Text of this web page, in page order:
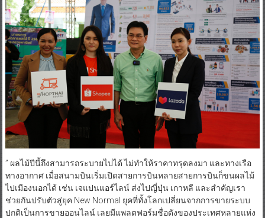
” ผลไม้ปีนี้ถึงสามารถระบายไปได้ ไม่ทำให้ราคาทรุดลงมา และทางเรือ
ทางอากาศ เมื่อสนามบินเริ่มเปิดสายการบินหลายสายการบินก็ขนผลไม้
ไปเมืองนอกได้ เช่น เจแปนแอร์ไลน์ ส่งไปญี่ปุ่น เกาหลี และสำคัญเรา
ช่วยกันปรับตัวสู่ยุค New Normal ยุคที่ทั้งโลกเปลี่ยนจากการขายระบบ
ปกติเป็นการขายออนไลน์ เลยมีแพลตฟอร์มชื่อดังของประเทศหลายแห่ง
เปิดโอกาสให้ผลไม้ไทยขึ้นไปขาย ประกอบกับกระทรวงพาณิชย์จัด
เทศกาลกินผลไม้ไทยสองเดือนเต็ม เดือนทองของผลไม้ไทย ช่วยระบายผล